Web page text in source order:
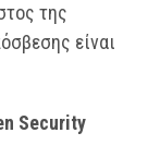
της
είναι
Security